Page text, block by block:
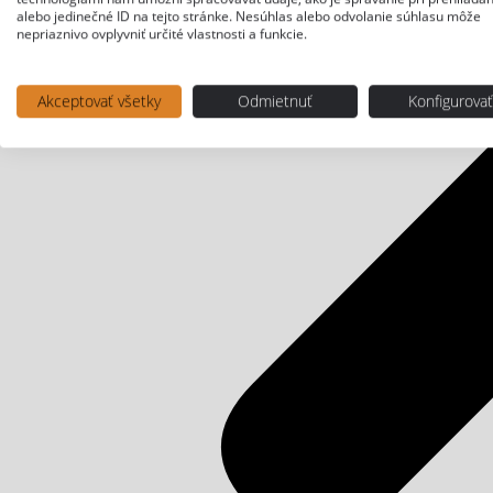
alebo jedinečné ID na tejto stránke. Nesúhlas alebo odvolanie súhlasu môže
nepriaznivo ovplyvniť určité vlastnosti a funkcie.
Akceptovať všetky Odmietnuť Konfigurovať